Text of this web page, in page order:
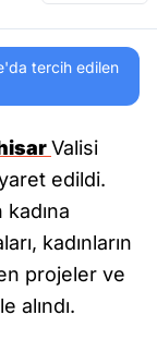
tercih edilen
Valisi
edildi.
kadınların
projeler ve
alındı.